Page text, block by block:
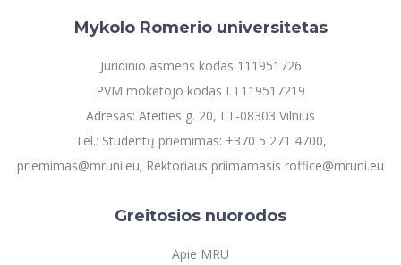
Darbuotojų kvalifikacijos kėlimas
Intranetas
eDVS
Microsoft Office 365
MRU mobilios programėlės
Pagalbos sistema
Kontaktų paieška
Mykolo Romerio universitetas
Juridinio asmens kodas 111951726
PVM mokėtojo kodas LT119517219
Adresas: Ateities g. 20, LT-08303 Vilnius
Tel.: Studentų priėmimas: +370 5 271 4700,
priemimas@mruni.eu; Rektoriaus priimamasis roffice@mruni.eu
Greitosios nuorodos
Apie MRU